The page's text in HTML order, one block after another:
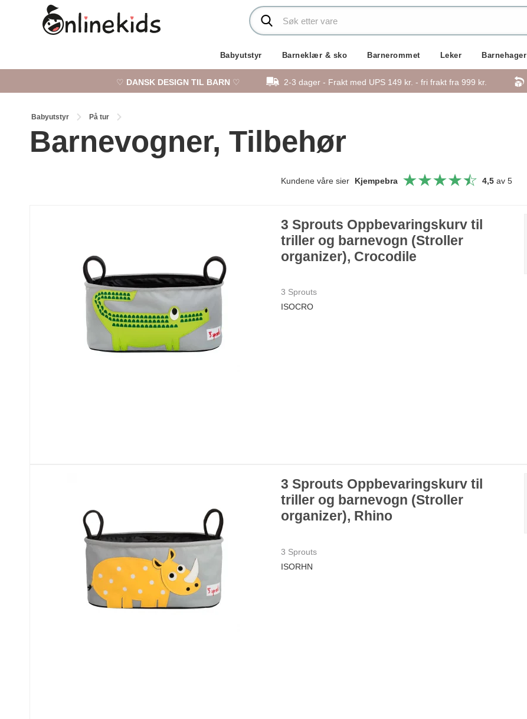
Babyutstyr Barneklær & sko Barnerommet Leker Barnehager
♡ DANSK DESIGN TIL BARN ♡ 2-3 dager - Frakt med UPS 149 kr. - fri frakt fra 999 kr.
Babyutstyr På tur
Barnevogner, Tilbehør
Kundene våre sier Kjempebra 4,5 av 5
3 Sprouts Oppbevaringskurv til
triller og barnevogn (Stroller
organizer), Crocodile
3 Sprouts
ISOCRO
3 Sprouts Oppbevaringskurv til
triller og barnevogn (Stroller
organizer), Rhino
3 Sprouts
ISORHN